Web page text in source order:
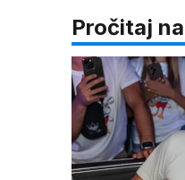
Pročitaj na